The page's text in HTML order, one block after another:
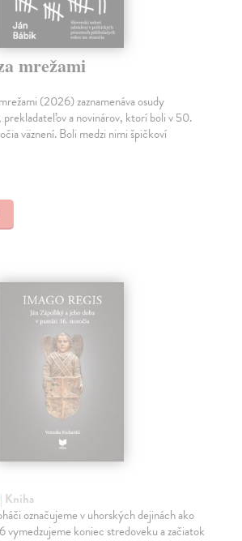
mrežami
(2026) zaznamenáva osudy
a novinárov, ktorí boli v 50.
väznení. Boli medzi nimi špičkoví
| Kniha
označujeme v uhorských dejinách ako
vymedzujeme koniec stredoveku a začiatok